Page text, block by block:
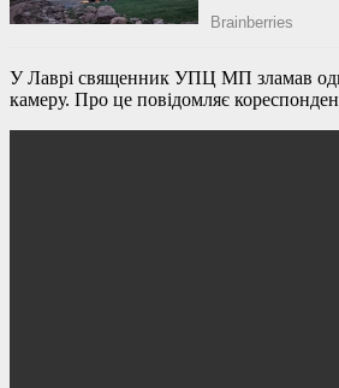
У Лаврі священник УПЦ МП зламав
камеру. Про це повідомляє